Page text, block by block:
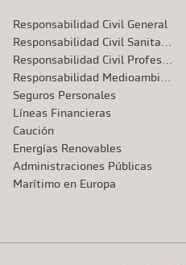
Responsabilidad Civil General
Seguros Personales
Líneas Financieras
Caución
Energías Renovables
Administraciones Públicas
Marítimo en Europa